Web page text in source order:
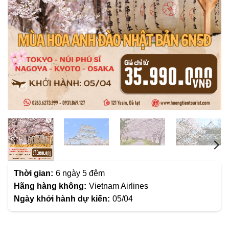
Thời gian: 6 ngày 5 đêm
Hãng hàng không: Vietnam Airlines
Ngày khởi hành dự kiến: 05/04